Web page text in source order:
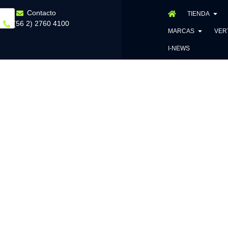
Contacto
(56 2) 2760 4100
TIENDA
MARCAS
I-NEWS